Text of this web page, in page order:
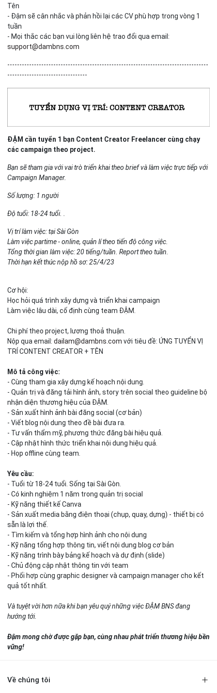
Tên
- Đậm sẽ cân nhắc và phản hồi lại các CV phù hợp trong vòng 1
tuần
- Mọi thắc các bạn vui lòng liên hệ trao đổi qua email:
support@dambns.com
-----------------------------------------------------------------------------------
---------------------------------
ĐẬM cần tuyển 1 bạn Content Creator Freelancer cùng chạy
các campaign theo project.
Bạn sẽ tham gia với vai trò triển khai theo brief và làm việc trực tiếp với
Campaign Manager.
Số lượng: 1 người
Độ tuổi: 18-24 tuổi. .
Vị trí làm việc: tại Sài Gòn
Làm việc partime - online, quản lí theo tiến độ công việc.
Tổng thời gian làm việc: 20 tiếng/tuần. Report theo tuần.
Thời hạn kết thúc nộp hồ sơ: 25/4/23
Cơ hội:
Học hỏi quá trình xây dựng và triển khai campaign
Làm việc lâu dài, cố định cùng team ĐẬM.
Chi phí theo project, lương thoả thuận.
Nộp qua email: dailam@dambns.com với tiêu đề: ỨNG TUYỂN VỊ
TRÍ CONTENT CREATOR + TÊN
Mô tả công việc:
- Cùng tham gia xây dựng kế hoạch nội dung.
- Quản trị và đăng tải hình ảnh, story trên social theo guideline bộ
nhận diện thương hiệu của ĐẬM.
- Sản xuất hình ảnh bài đăng social (cơ bản)
- Viết blog nội dung theo đề bài đưa ra.
- Tư vấn thẩm mỹ, phương thức đăng bài hiệu quả.
- Cập nhật hình thức triển khai nội dung hiệu quả.
- Họp offline cùng team.
Yêu cầu:
- Tuổi từ 18-24 tuổi. Sống tại Sài Gòn.
- Có kinh nghiệm 1 năm trong quản trị social
- Kỹ năng thiết kế Canva
- Sản xuất media bằng điện thoại (chụp, quay, dựng) - thiết bị có
sẵn là lợi thế.
- Tìm kiếm và tổng hợp hình ảnh cho nội dung
- Kỹ năng tổng hợp thông tin, viết nội dung blog cơ bản
- Kỹ năng trình bày bảng kế hoạch và dự định (slide)
- Chủ động cập nhật thông tin với team
- Phối hợp cùng graphic designer và campaign manager cho kết
quả tốt nhất.
Và tuyệt vời hơn nữa khi bạn yêu quý những việc ĐẬM BNS đang
hướng tới.
Đậm mong chờ được gặp bạn, cùng nhau phát triển thương hiệu bền
vững!
Về chúng tôi